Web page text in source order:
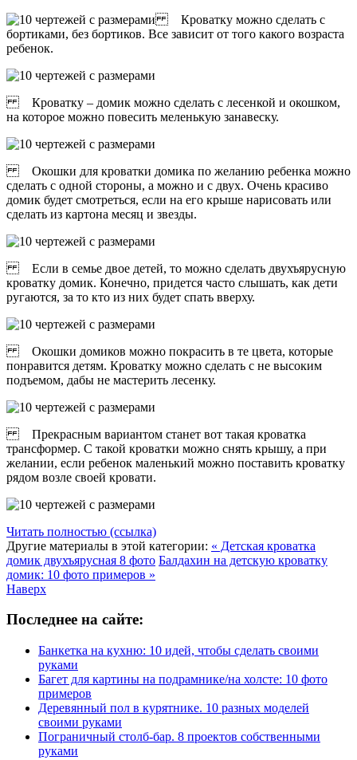
Кроватку можно сделать с
бортиками, без бортиков. Все зависит от того какого возраста
ребенок.
Кроватку – домик можно сделать с лесенкой и окошком,
на которое можно повесить меленькую занавеску.
Окошки для кроватки домика по желанию ребенка можно
сделать с одной стороны, а можно и с двух. Очень красиво
домик будет смотреться, если на его крыше нарисовать или
сделать из картона месяц и звезды.
Если в семье двое детей, то можно сделать двухъярусную
кроватку домик. Конечно, придется часто слышать, как дети
ругаются, за то кто из них будет спать вверху.
Окошки домиков можно покрасить в те цвета, которые
понравится детям. Кроватку можно сделать с не высоким
подъемом, дабы не мастерить лесенку.
Прекрасным вариантом станет вот такая кроватка
трансформер. С такой кроватки можно снять крышу, а при
желании, если ребенок маленький можно поставить кроватку
рядом возле своей кровати.
Читать полностью (ссылка)
Другие материалы в этой категории: « Детская кроватка
домик двухъярусная 8 фото Балдахин на детскую кроватку
домик: 10 фото примеров »
Наверх
Последнее на сайте:
Банкетка на кухню: 10 идей, чтобы сделать своими
руками
Багет для картины на подрамнике/на холсте: 10 фото
примеров
Деревянный пол в курятнике. 10 разных моделей
своими руками
Пограничный столб-бар. 8 проектов собственными
руками